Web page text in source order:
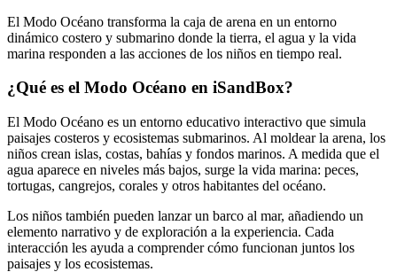
El Modo Océano transforma la caja de arena en un entorno
dinámico costero y submarino donde la tierra, el agua y la vida
marina responden a las acciones de los niños en tiempo real.
¿Qué es el Modo Océano en iSandBox?
El Modo Océano es un entorno educativo interactivo que simula
paisajes costeros y ecosistemas submarinos. Al moldear la arena, los
niños crean islas, costas, bahías y fondos marinos. A medida que el
agua aparece en niveles más bajos, surge la vida marina: peces,
tortugas, cangrejos, corales y otros habitantes del océano.
Los niños también pueden lanzar un barco al mar, añadiendo un
elemento narrativo y de exploración a la experiencia. Cada
interacción les ayuda a comprender cómo funcionan juntos los
paisajes y los ecosistemas.